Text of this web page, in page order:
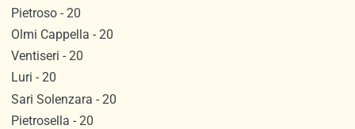
Pietroso - 20
Olmi Cappella - 20
Ventiseri - 20
Luri - 20
Sari Solenzara - 20
Pietrosella - 20